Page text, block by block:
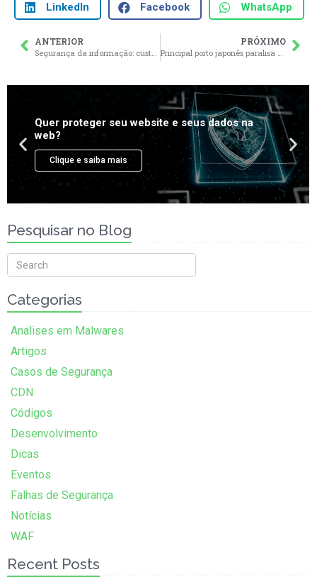
LinkedIn Facebook WhatsApp
ANTERIOR
Segurança da informação: custo ou investimento?
PRÓXIMO
Principal porto japonês paralisa operações devido a um ataque cibernético
Pesquisar no Blog
Categorias
Analises em Malwares
Artigos
Casos de Segurança
CDN
Códigos
Desenvolvimento
Dicas
Eventos
Falhas de Segurança
Notícias
WAF
Recent Posts